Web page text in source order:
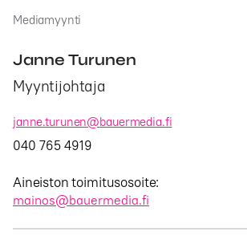
Mediamyynti
Janne Turunen
Myyntijohtaja
janne.turunen@bauermedia.fi
040 765 4919
Aineiston toimitusosoite:
mainos@bauermedia.fi